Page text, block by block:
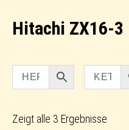
Hitachi ZX16-3
Zeigt alle 3 Ergebnisse